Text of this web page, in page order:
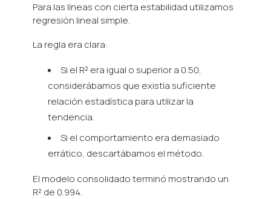
Para las líneas con cierta estabilidad utilizamos
regresión lineal simple.
La regla era clara:
Si el R² era igual o superior a 0.50,
considerábamos que existía suficiente
relación estadística para utilizar la
tendencia.
Si el comportamiento era demasiado
errático, descartábamos el método.
El modelo consolidado terminó mostrando un
R² de 0.994.